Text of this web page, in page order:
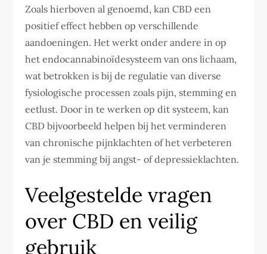
Zoals hierboven al genoemd, kan CBD een
positief effect hebben op verschillende
aandoeningen. Het werkt onder andere in op
het endocannabinoïdesysteem van ons lichaam,
wat betrokken is bij de regulatie van diverse
fysiologische processen zoals pijn, stemming en
eetlust. Door in te werken op dit systeem, kan
CBD bijvoorbeeld helpen bij het verminderen
van chronische pijnklachten of het verbeteren
van je stemming bij angst- of depressieklachten.
Veelgestelde vragen
over CBD en veilig
gebruik